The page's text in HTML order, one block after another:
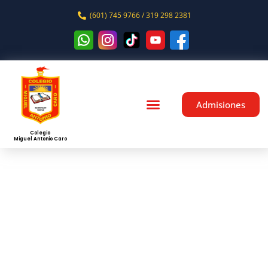
(601) 745 9766 / 319 298 2381
Colegio
Miguel Antonio Caro
Admisiones